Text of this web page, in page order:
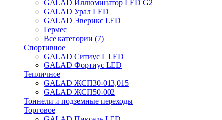
GALAD Иллюминатор LED G2
GALAD Урал LED
GALAD Эверикс LED
Гермес
Все категории (7)
Спортивное
GALAD Ситиус L LED
GALAD Фортиус LED
Тепличное
GALAD ЖСП30-013,015
GALAD ЖСП50-002
Тоннели и подземные переходы
Торговое